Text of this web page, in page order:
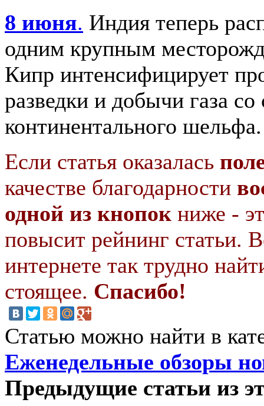
8 июня. Индия теперь
одним крупным
Кипр интенсифицирует
разведки и добычи газа со
континентального шельфа.
Если статья оказалась
качестве благодарности
одной из кнопок ниже -
повысит рейнинг статьи.
интернете так трудно
стоящее. Спасибо!
Статью можно найти в
Еженедельные обзоры
Предыдущие статьи из